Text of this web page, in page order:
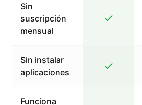
Sin
suscripción
mensual
Sin instalar
aplicaciones
Funciona